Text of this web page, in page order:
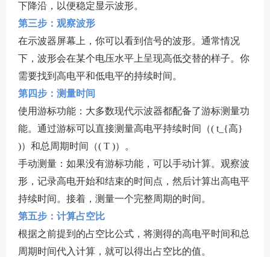
下降沿，以便稳定显示波形。
第三步：观察波形
在示波器屏幕上，你可以看到信号的波形。通常情况
下，波形会在某个电压水平上呈现高低交替的样子。你
需要找到高电平和低电平的持续时间。
第四步：测量时间
使用游标功能：大多数现代示波器都配备了游标测量功
能。通过游标可以直接测量高电平持续时间（( t_{高}
)）和总周期时间（( T )）。
手动测量：如果没有游标功能，可以手动计算。观察波
形，记录高电开始和结束的时间点，然后计算出高电平
持续时间。接着，测量一个完整周期的时间。
第五步：计算占空比
根据之前提到的占空比公式，将测得的高电平时间和总
周期时间代入计算，就可以得出占空比的值。